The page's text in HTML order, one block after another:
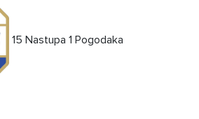
15 Nastupa 1 Pogodaka